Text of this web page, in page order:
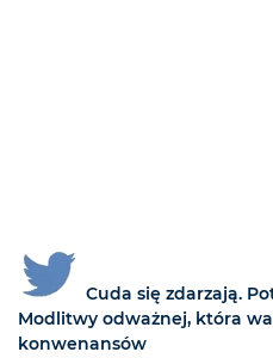
Cuda się zdarzają.
Modlitwy odważnej, która
konwenansów